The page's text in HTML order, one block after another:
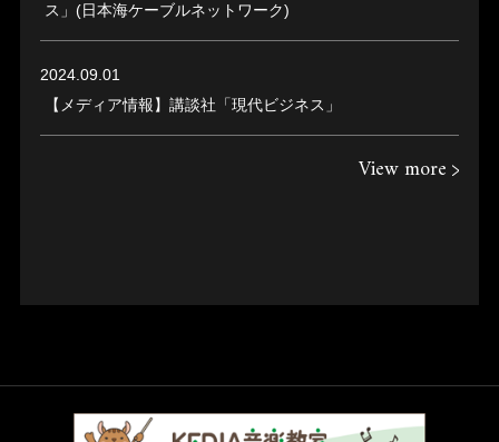
ス」(日本海ケーブルネットワーク)
2024.09.01
【メディア情報】講談社「現代ビジネス」
View more